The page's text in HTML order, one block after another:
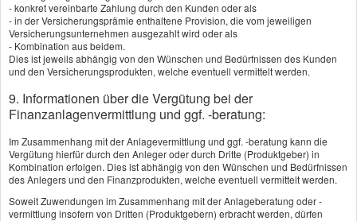
etwaige spätere BU-Rente Ihren gestiegenen
finanziellen Bedürfnissen entspricht.
Mehr zum Thema:
· Die Grundlagen
·Leistungsumfang
·Risiko Berufsunfähigkeit
·Die Kosten
·Berufsunfähigkeitsvergleich
- konkret vereinbarte Zahlung durch den Kunden oder als
- in der Versicherungsprämie enthaltene Provision, die vom jeweiligen
Versicherungsunternehmen ausgezahlt wird oder als
- Kombination aus beidem.
Dies ist jeweils abhängig von den Wünschen und Bedürfnissen des Kunden
und den Versicherungsprodukten, welche eventuell vermittelt werden.
9. Informationen über die Vergütung bei der
Finanzanlagenvermittlung und ggf. -beratung:
Im Zusammenhang mit der Anlagevermittlung und ggf. -beratung kann die
Vergütung hierfür durch den Anleger oder durch Dritte (Produktgeber) in
Kombination erfolgen. Dies ist abhängig von den Wünschen und Bedürfnissen
des Anlegers und den Finanzprodukten, welche eventuell vermittelt werden.
Soweit Zuwendungen im Zusammenhang mit der Anlageberatung oder -
vermittlung insofern von Dritten (Produktgebern) erbracht werden, dürfen